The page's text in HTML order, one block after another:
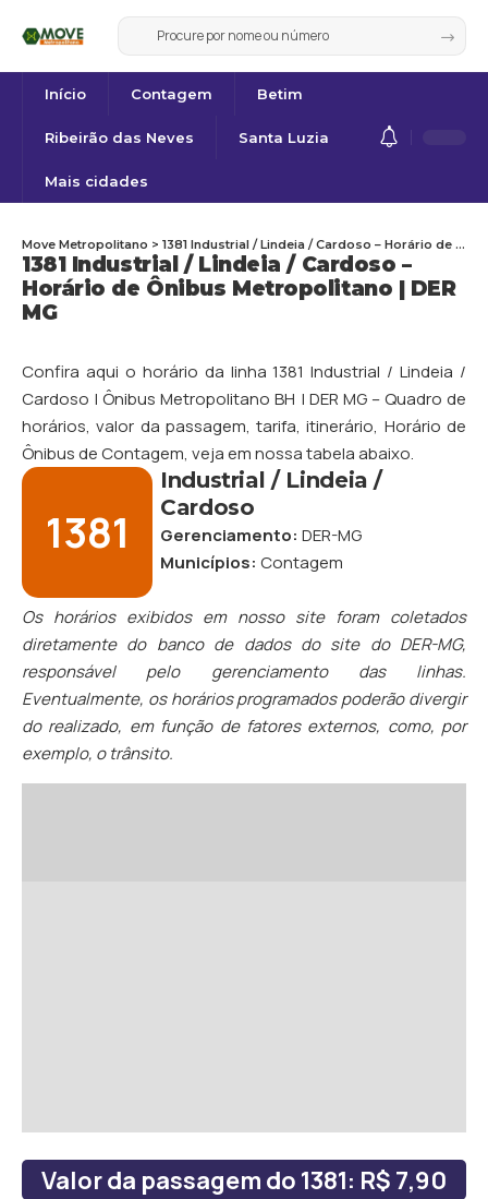
Início Contagem Betim
Ribeirão das Neves Santa Luzia
Mais cidades
1381 Industrial / Lindeia / Cardoso –
Horário de Ônibus Metropolitano | DER
MG
Move Metropolitano > 1381 Industrial / Lindeia / Cardoso – Horário de Ônibus Metropolitano | DER MG
Confira aqui o horário da linha 1381 Industrial / Lindeia /
Cardoso | Ônibus Metropolitano BH | DER MG – Quadro de
horários, valor da passagem, tarifa, itinerário, Horário de
Ônibus deContagem, veja em nossa tabela abaixo.
1381
Industrial / Lindeia /
Cardoso
Gerenciamento: DER-MG
Municípios: Contagem
Os horários exibidos em nosso site foram coletados
diretamente do banco de dados do site do DER-MG,
responsável pelo gerenciamento das linhas.
Eventualmente, os horários programados poderão divergir
do realizado, em função de fatores externos, como, por
exemplo, o trânsito.
Valor da passagem do 1381: R$ 7,90